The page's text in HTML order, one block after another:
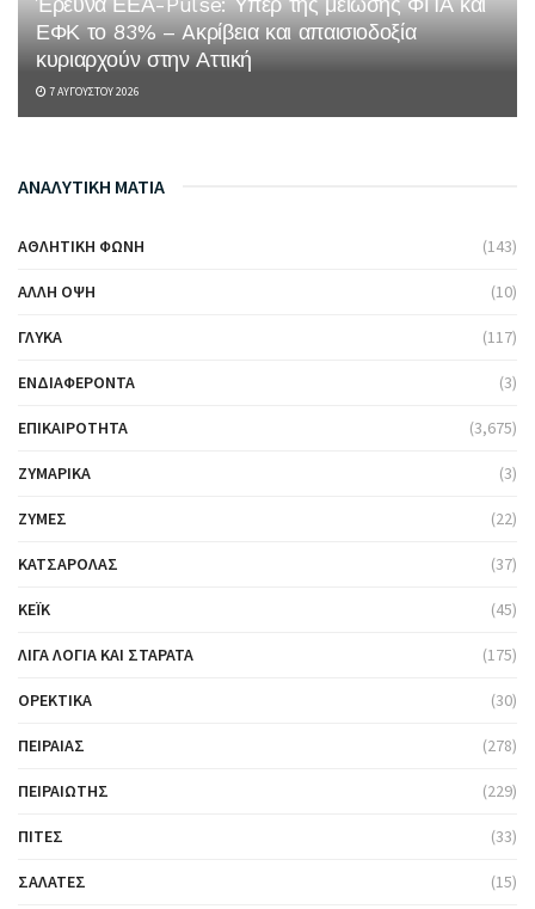
ΕΦΚ το 83% – Aκρίβεια και απαισιοδοξία
κυριαρχούν στην Αττική
7 ΑΥΓΟΎΣΤΟΥ 2026
ΑΝΑΛΥΤΙΚΗ ΜΑΤΙΑ
ΑΘΛΗΤΙΚΉ ΦΩΝΉ (143)
ΆΛΛΗ ΌΨΗ (10)
ΓΛΥΚΆ (117)
ΕΝΔΙΑΦΈΡΟΝΤΑ (3)
ΕΠΙΚΑΙΡΌΤΗΤΑ (3,675)
ΖΥΜΑΡΙΚΆ (3)
ΖΎΜΕΣ (22)
ΚΑΤΣΑΡΌΛΑΣ (37)
ΚΈΙΚ (45)
ΛΊΓΑ ΛΌΓΙΑ ΚΑΙ ΣΤΑΡΆΤΑ (175)
ΟΡΕΚΤΙΚΆ (30)
ΠΕΙΡΑΙΆΣ (278)
ΠΕΙΡΑΙΏΤΗΣ (229)
ΠΊΤΕΣ (33)
ΣΑΛΆΤΕΣ (15)